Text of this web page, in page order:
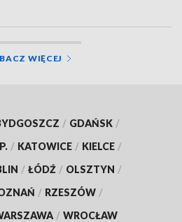
WIĘCEJ
/ GDAŃSK /
/ KATOWICE / KIELCE /
/ ŁÓDŹ / OLSZTYN /
/ RZESZÓW /
/ WROCŁAW